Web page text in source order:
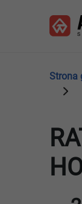
Strona